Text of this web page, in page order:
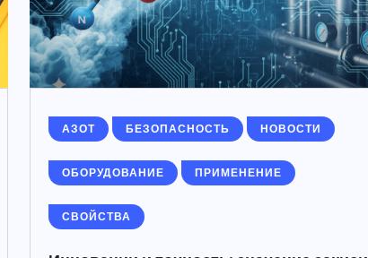
АЗОТ БЕЗОПАСНОСТЬ НОВОСТИ
ОБОРУДОВАНИЕ ПРИМЕНЕНИЕ
СВОЙСТВА